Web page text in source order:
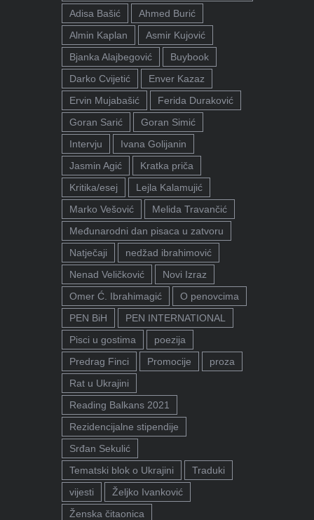
Adisa Bašić
Ahmed Burić
Almin Kaplan
Asmir Kujović
Bjanka Alajbegović
Buybook
Darko Cvijetić
Enver Kazaz
Ervin Mujabašić
Ferida Duraković
Goran Sarić
Goran Simić
Intervju
Ivana Golijanin
Jasmin Agić
Kratka priča
Kritika/esej
Lejla Kalamujić
Marko Vešović
Melida Travančić
Međunarodni dan pisaca u zatvoru
Natječaji
nedžad ibrahimović
Nenad Veličković
Novi Izraz
Omer Ć. Ibrahimagić
O penovcima
PEN BiH
PEN INTERNATIONAL
Pisci u gostima
poezija
Predrag Finci
Promocije
proza
Rat u Ukrajini
Reading Balkans 2021
Rezidencijalne stipendije
Srđan Sekulić
Tematski blok o Ukrajini
Traduki
vijesti
Željko Ivanković
Ženska čitaonica